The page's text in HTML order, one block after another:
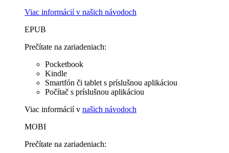
Viac informácií v našich návodoch
EPUB
Prečítate na zariadeniach:
Pocketbook
Kindle
Smartfón či tablet s príslušnou aplikáciou
Počítač s príslušnou aplikáciou
Viac informácií v našich návodoch
MOBI
Prečítate na zariadeniach: